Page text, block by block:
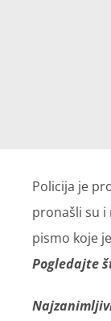
Policija je
pronašli su i
pismo koje
Pogledajte